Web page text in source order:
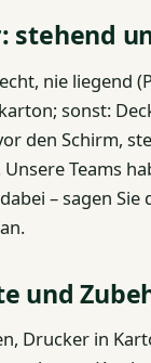
stehend
nie liegend
sonst:
den Schirm,
Teams
– sagen Sie
und
Drucker in